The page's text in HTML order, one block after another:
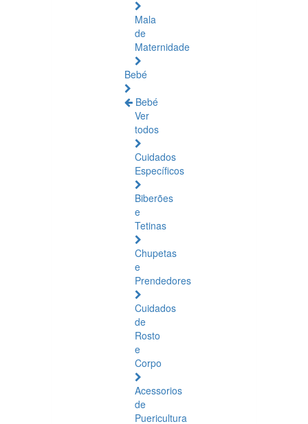
Mala
de
Maternidade
Bebé
Bebé
Ver
todos
Cuidados
Específicos
Biberões
e
Tetinas
Chupetas
e
Prendedores
Cuidados
de
Rosto
e
Corpo
Acessorios
de
Puericultura